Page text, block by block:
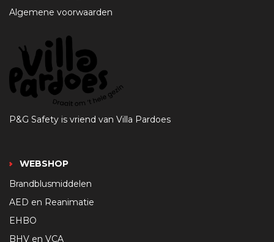
Algemene voorwaarden
P&G Safety is vriend van Villa Pardoes
WEBSHOP
Brandblusmiddelen
AED en Reanimatie
EHBO
BHV en VCA